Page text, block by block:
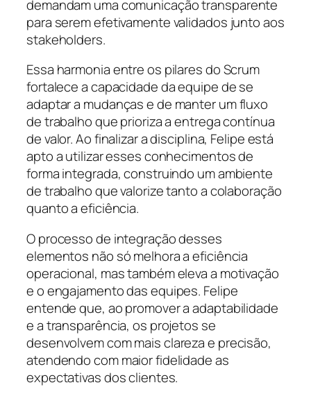
demandam uma comunicação transparente
para serem efetivamente validados junto aos
stakeholders.
Essa harmonia entre os pilares do Scrum
fortalece a capacidade da equipe de se
adaptar a mudanças e de manter um fluxo
de trabalho que prioriza a entrega contínua
de valor. Ao finalizar a disciplina, Felipe está
apto a utilizar esses conhecimentos de
forma integrada, construindo um ambiente
de trabalho que valorize tanto a colaboração
quanto a eficiência.
O processo de integração desses
elementos não só melhora a eficiência
operacional, mas também eleva a motivação
e o engajamento das equipes. Felipe
entende que, ao promover a adaptabilidade
e a transparência, os projetos se
desenvolvem com mais clareza e precisão,
atendendo com maior fidelidade as
expectativas dos clientes.